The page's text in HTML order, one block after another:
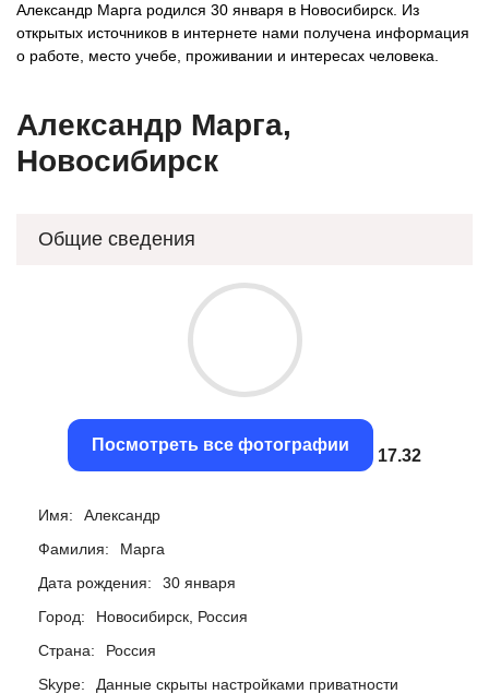
Александр Марга родился 30 января в Новосибирск. Из
открытых источников в интернете нами получена информация
о работе, место учебе, проживании и интересах человека.
Александр Марга,
Новосибирск
Общие сведения
Посмотреть все фотографии
17.03
Имя:
Александр
Фамилия:
Марга
Дата рождения:
30 января
Город:
Новосибирск, Россия
Страна:
Россия
Skype:
Данные скрыты настройками приватности